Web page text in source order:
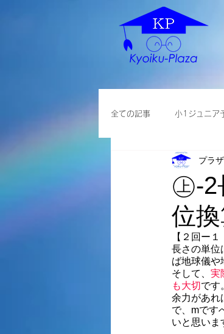
全ての記事 小1ジュニア
各種説明会 小学英
㊤-
位
プラ
【２回ー１
長さの単位
ば地球儀や
そして、 実
も大切です
余力があれ
で、mです
いと思いま